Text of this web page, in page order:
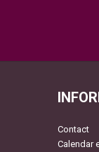
Contact
Calendar